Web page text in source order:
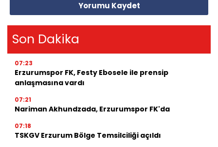
Yorumu Kaydet
Son Dakika
07:23
Erzurumspor FK, Festy Ebosele ile prensip
anlaşmasına vardı
07:21
Nariman Akhundzada, Erzurumspor FK'da
07:18
TSKGV Erzurum Bölge Temsilciliği açıldı